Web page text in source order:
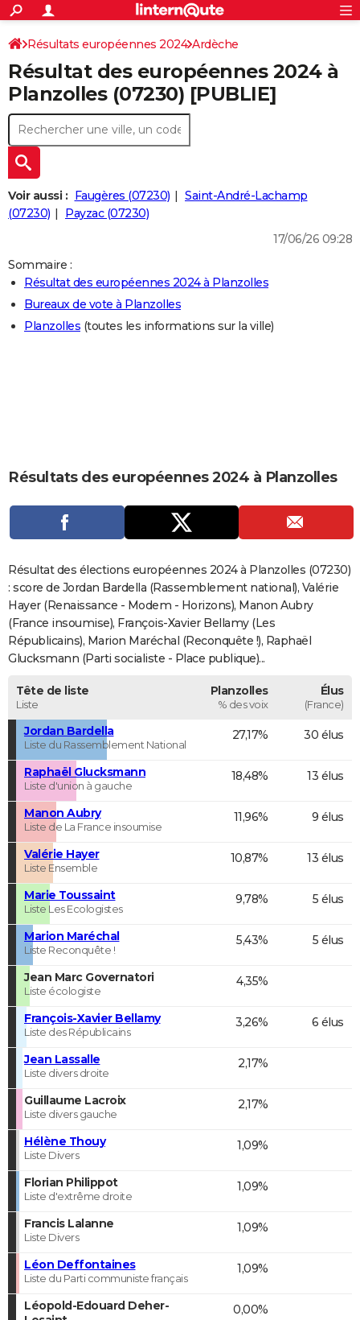
ACTUALITÉS
Politique
Société
Faits Divers
Education
Monde
Villes
+
SPORT
Coupe du monde 2026
Football
Tennis
Cyclisme
Rugby
Forum
CULTURE
Programme TV
TNT
Streaming
Cinéma
Sorties cinéma
Musique
+
FINANCE
Retraite
Impôts
Epargne
Immobilier
Risques naturels par ville
Banque
Assurance
Crédit
AUTO
Essais
Réserver un essai
Citadines
Berlines
SUV
Forum auto
+
HIGH-TECH
Mobiles
Meilleur smartphone
Internet
Ordinateurs
Jeux vidéo
Guide high-tech
+
BRICOLAGE
Guides de France
Escapades
Patrimoine
Expositions
Musées
Week-end nature
LIFESTYLE
Art de vivre
Bien-être
Loisirs
Mode
Modes de vie
CARTE DE VOEUX
Carte de Noël
Carte Bonne année
Carte Saint-Valentin
Carte Pâques
Carte d'anniversaire
DICTIONNAIRE
Dictionnaire
Biographies
Citations
Expressions
Proverbes
PROGRAMME TV
COPAINS D'AVANT
S'inscrire
Se connecter
Lycées
Collèges
Primaires
Universités
Entreprises
Service militaire
Avis de recherche
AVIS DE DÉCÈS
FORUM
S'inscrire
Connexion
Résultats européennes 2024 Ardèche
Résultat des européennes 2024 à
Planzolles (07230) [PUBLIE]
Voir aussi : Faugères (07230)
Saint-André-Lachamp
(07230)
Payzac (07230)
17/06/26 09:28
Sommaire :
Résultat des européennes 2024 à Planzolles
Bureaux de vote à Planzolles
Planzolles (toutes les informations sur la ville)
Résultats des européennes 2024 à Planzolles
Résultat des élections européennes 2024 à Planzolles (07230)
: score de Jordan Bardella (Rassemblement national), Valérie
Hayer (Renaissance - Modem - Horizons), Manon Aubry
(France insoumise), François-Xavier Bellamy (Les
Républicains), Marion Maréchal (Reconquête !), Raphaël
Glucksmann (Parti socialiste - Place publique)...
Tête de liste
Liste
Planzolles
% des voix
Élus
(France)
Jordan Bardella
Liste du Rassemblement National
27,17% 30 élus
Raphaël Glucksmann
Liste d'union à gauche
18,48% 13 élus
Manon Aubry
Liste de La France insoumise
11,96% 9 élus
Valérie Hayer
Liste Ensemble
10,87% 13 élus
Marie Toussaint
Liste Les Ecologistes
9,78% 5 élus
Marion Maréchal
Liste Reconquête !
5,43% 5 élus
Jean Marc Governatori
Liste écologiste
4,35%
François-Xavier Bellamy
Liste des Républicains
3,26% 6 élus
Jean Lassalle
Liste divers droite
2,17%
Guillaume Lacroix
Liste divers gauche
2,17%
Hélène Thouy
Liste Divers
1,09%
Florian Philippot
Liste d'extrême droite
1,09%
Francis Lalanne
Liste Divers
1,09%
Léon Deffontaines
Liste du Parti communiste français
1,09%
Léopold-Edouard Deher-
0,00%